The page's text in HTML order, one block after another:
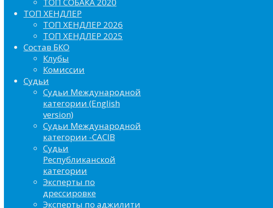
ТОП ХЕНДЛЕР
ТОП ХЕНДЛЕР 2026
ТОП ХЕНДЛЕР 2025
Состав БКО
Клубы
Комиссии
Судьи
Судьи Международной
категории (English
version)
Судьи Международной
категории -CACIB
Судьи
Республиканской
категории
Эксперты по
дрессировке
Эксперты по аджилити